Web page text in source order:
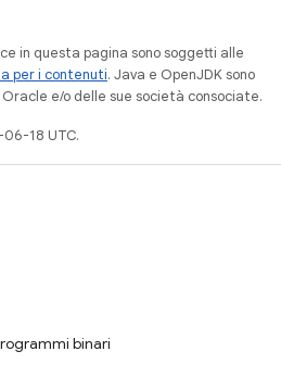
in questa pagina sono soggetti alle
per i contenuti. Java e OpenJDK sono
e/o delle sue società consociate.
18 UTC.
binari